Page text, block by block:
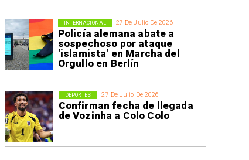
27 De Julio De 2026
Policía alemana abate a
sospechoso por ataque
'islamista' en Marcha del
Orgullo en Berlín
INTERNACIONAL
27 De Julio De 2026
Confirman fecha de llegada
de Vozinha a Colo Colo
DEPORTES